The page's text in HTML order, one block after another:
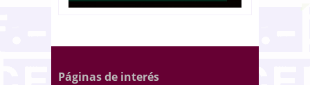
Páginas de interés